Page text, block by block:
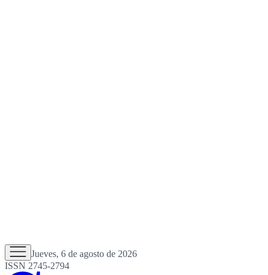
Jueves, 6 de agosto de 2026
ISSN 2745-2794